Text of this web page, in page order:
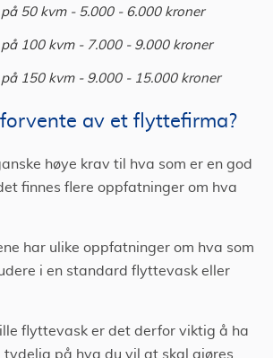
på 50 kvm - 5.000 - 6.000 kroner
100 kvm - 7.000 - 9.000 kroner
150 kvm - 9.000 - 15.000 kroner
av et flyttefirma?
høye krav til hva som er en god
finnes flere oppfatninger om hva
har ulike oppfatninger om hva som
i en standard flyttevask eller
flyttevask er det derfor viktig å ha
på hva du vil at skal gjøres.